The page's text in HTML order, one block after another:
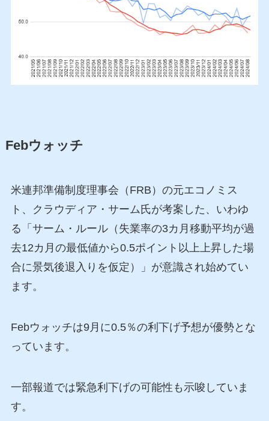
Febウォッチ
米連邦準備制度理事会（FRB）の元エコノミス
ト、クラウディア・サーム氏が考案した、いわゆ
る「サーム・ルール（失業率の3カ月移動平均が過
去12カ月の最低値から0.5ポイント以上上昇した場
合に景気後退入りを仮定）」が意識され始めてい
ます。
Febウォッチは9月に0.5％の利下げ予想が優勢とな
っています。
一部報道では緊急利下げの可能性も示唆していま
す。